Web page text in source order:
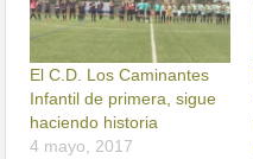
El C.D. Los Caminantes
Infantil de primera, sigue
haciendo historia
4 mayo, 2017